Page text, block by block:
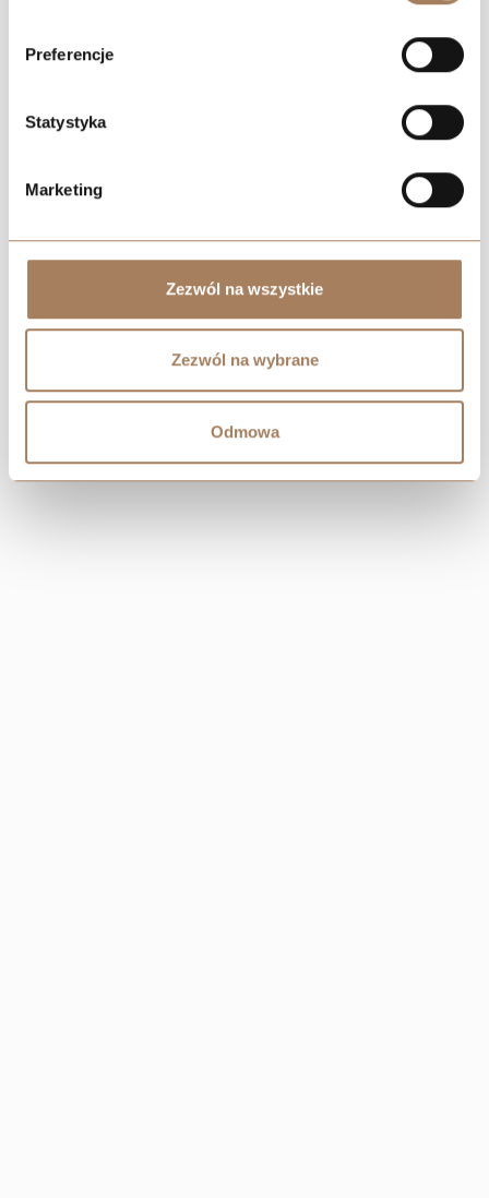
Preferencje
Statystyka
Marketing
Zezwól na wszystkie
Zezwól na wybrane
Odmowa